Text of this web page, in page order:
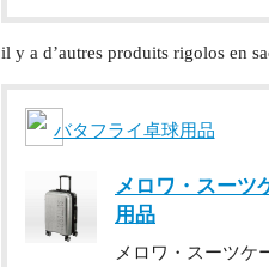
il y a d’autres produits rigolos en
バタフライ卓球用品
メロワ・スーツ
用品
メロワ・スーツケ